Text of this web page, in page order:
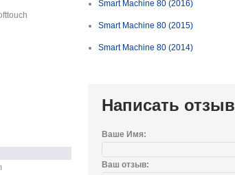
Smart Machine 80 (2016)
Smart Machine 80 (2015)
Smart Machine 80 (2014)
Написать отзыв
Ваше Имя:
Ваш отзыв: